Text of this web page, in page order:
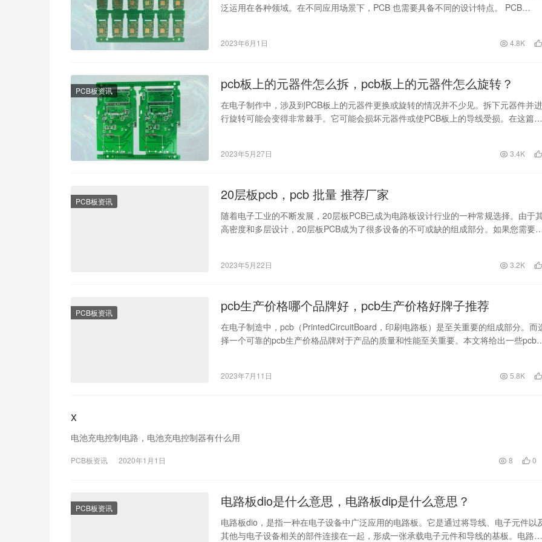
泛运用在各种领域。在不同应用场景下，PCB 也需要具备不同的设计特点。 PCB…
2023年6月1日 4.8K
PCB板资讯 pcb板上的元器件怎么拆，pcb板上的元器件怎么旋转？
在电子制作中，涉及到PCB板上的元器件更换或旋转的情况并不少见。拆下元器件并进
行旋转可能会变得非常棘手。它可能会损坏元器件或使PCB板上的导线受损。在这篇文
2023年5月27日 3.4K
PCB板资讯 20层板pcb，pcb 批量 推荐厂家
随着电子工业的不断发展，20层板PCB已成为电路板设计行业的一种常规选择。由于
高密度和多层设计，20层板PCB成为了很多设备的不可或缺的组成部分。如果您需要
2023年5月22日 3.2K
PCB板资讯 pcb生产价格哪个品牌好，pcb生产价格好牌子推荐
在电子制造中，pcb（PrintedCircuitBoard，印刷电路板）是至关重要的组成部分。而
择一个可靠的pcb生产价格品牌对于产品的质量和性能至关重要。本文将给出一些
2023年7月11日 5.8K
x
电池充电控制电路，电池充电控制器有什么用
PCB板资讯 2020年1月1日 8 0
PCB板资讯 电路板dio是什么意思，电路板dip是什么意思？
电路板dio，是指一种在电子设备中广泛应用的电路板。它是通过将导线、电子元件以
其他与电子设备相关的部件连接在一起，形成一张承载电子元件和导线的基板。电路板